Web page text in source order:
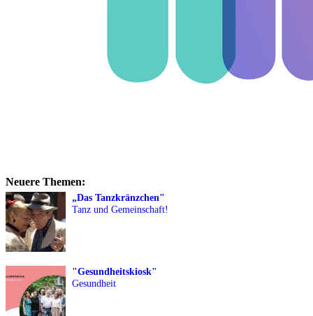
Neuere Themen:
„Das Tanzkränzchen"
Tanz und Gemeinschaft!
"Gesundheitskiosk"
Gesundheit